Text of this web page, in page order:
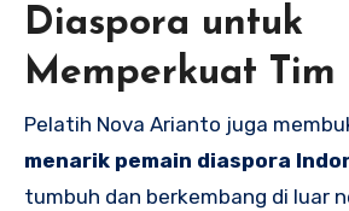
Diaspora untuk
Memperkuat Tim
Pelatih Nova Arianto juga
menarik pemain diaspora
tumbuh dan berkembang di luar